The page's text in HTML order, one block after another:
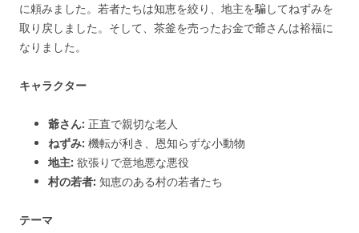
に頼みました。若者たちは知恵を絞り、地主を騙してねずみを
取り戻しました。そして、茶釜を売ったお金で爺さんは裕福に
なりました。
キャラクター
爺さん: 正直で親切な老人
ねずみ: 機転が利き、恩知らずな小動物
地主: 欲張りで意地悪な悪役
村の若者: 知恵のある村の若者たち
テーマ